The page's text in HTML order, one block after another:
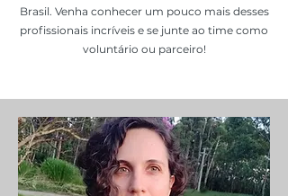
Brasil. Venha conhecer um pouco mais desses
profissionais incríveis e se junte ao time como
voluntário ou parceiro!